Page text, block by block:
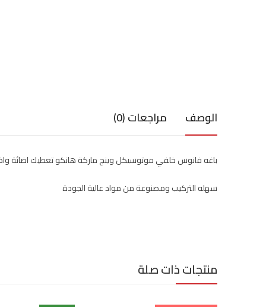
الوصف مراجعات (0)
باغه فانوس خلفي موتوسيكل وينج ماركة هانكو تعطيك اضائة
سهله التركيب ومصنوعة من مواد عالية الجودة
منتجات ذات صلة